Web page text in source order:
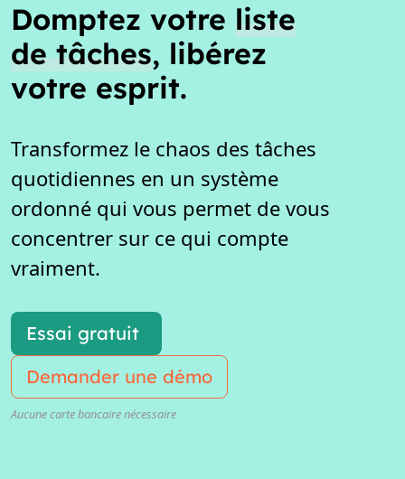
Domptez votre liste
de tâches, libérez
votre esprit.
Transformez le chaos des tâches
quotidiennes en un système
ordonné qui vous permet de vous
concentrer sur ce qui compte
vraiment.
Essai gratuit
Demander une démo
Aucune carte bancaire nécessaire